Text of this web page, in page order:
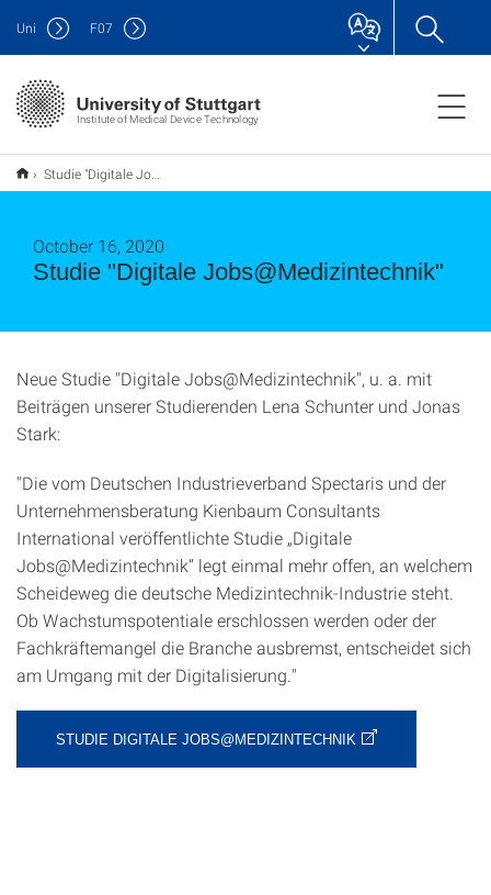
Institute of Medical Device Technology
Uni F07
Studie "Digitale Jobs@Medizintechnik"
Studie "Digitale Jobs@Medizintechnik"
October 16, 2020
Neue Studie "Digitale Jobs@Medizintechnik", u. a. mit
Beiträgen unserer Studierenden Lena Schunter und Jonas
Stark:
"Die vom Deutschen Industrieverband Spectaris und der
Unternehmensberatung Kienbaum Consultants
International veröffentlichte Studie „Digitale
Jobs@Medizintechnik“ legt einmal mehr offen, an welchem
Scheideweg die deutsche Medizintechnik-Industrie steht.
Ob Wachstumspotentiale erschlossen werden oder der
Fachkräftemangel die Branche ausbremst, entscheidet sich
am Umgang mit der Digitalisierung."
STUDIE DIGITALE JOBS@MEDIZINTECHNIK